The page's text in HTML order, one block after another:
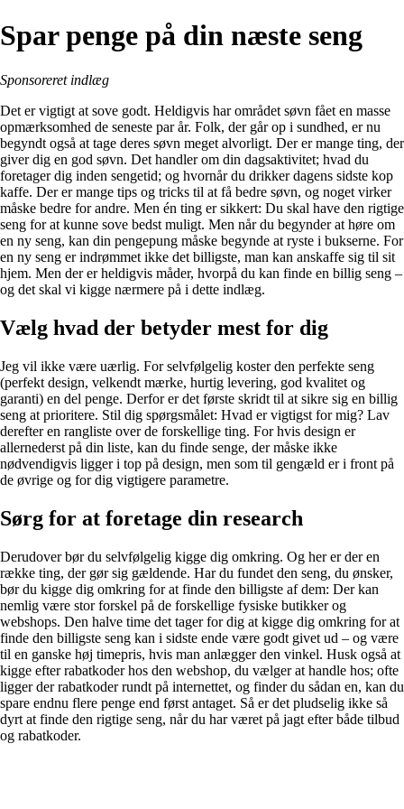
Spar penge på din næste seng
Sponsoreret indlæg
Det er vigtigt at sove godt. Heldigvis har området søvn fået en masse
opmærksomhed de seneste par år. Folk, der går op i sundhed, er nu
begyndt også at tage deres søvn meget alvorligt. Der er mange ting, der
giver dig en god søvn. Det handler om din dagsaktivitet; hvad du
foretager dig inden sengetid; og hvornår du drikker dagens sidste kop
kaffe. Der er mange tips og tricks til at få bedre søvn, og noget virker
måske bedre for andre. Men én ting er sikkert: Du skal have den rigtige
seng for at kunne sove bedst muligt. Men når du begynder at høre om
en ny seng, kan din pengepung måske begynde at ryste i bukserne. For
en ny seng er indrømmet ikke det billigste, man kan anskaffe sig til sit
hjem. Men der er heldigvis måder, hvorpå du kan finde en billig seng –
og det skal vi kigge nærmere på i dette indlæg.
Vælg hvad der betyder mest for dig
Jeg vil ikke være uærlig. For selvfølgelig koster den perfekte seng
(perfekt design, velkendt mærke, hurtig levering, god kvalitet og
garanti) en del penge. Derfor er det første skridt til at sikre sig en billig
seng at prioritere. Stil dig spørgsmålet: Hvad er vigtigst for mig? Lav
derefter en rangliste over de forskellige ting. For hvis design er
allernederst på din liste, kan du finde senge, der måske ikke
nødvendigvis ligger i top på design, men som til gengæld er i front på
de øvrige og for dig vigtigere parametre.
Sørg for at foretage din research
Derudover bør du selvfølgelig kigge dig omkring. Og her er der en
række ting, der gør sig gældende. Har du fundet den seng, du ønsker,
bør du kigge dig omkring for at finde den billigste af dem: Der kan
nemlig være stor forskel på de forskellige fysiske butikker og
webshops. Den halve time det tager for dig at kigge dig omkring for at
finde den billigste seng kan i sidste ende være godt givet ud – og være
til en ganske høj timepris, hvis man anlægger den vinkel. Husk også at
kigge efter rabatkoder hos den webshop, du vælger at handle hos; ofte
ligger der rabatkoder rundt på internettet, og finder du sådan en, kan du
spare endnu flere penge end først antaget. Så er det pludselig ikke så
dyrt at finde den rigtige seng, når du har været på jagt efter både tilbud
og rabatkoder.